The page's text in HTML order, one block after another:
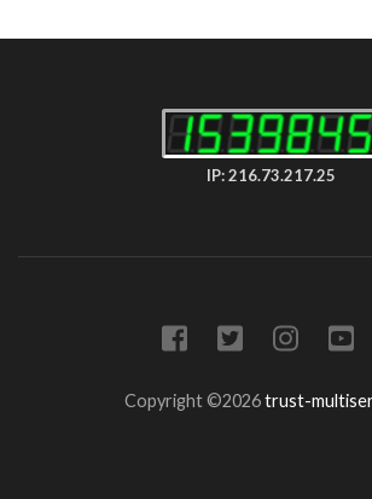
IP: 216.73.217.25
Copyright ©2026trust-